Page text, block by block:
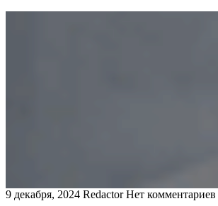
9 декабря, 2024 Redactor Нет комментариев